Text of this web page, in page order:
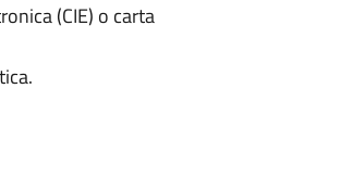
(CIE) o carta